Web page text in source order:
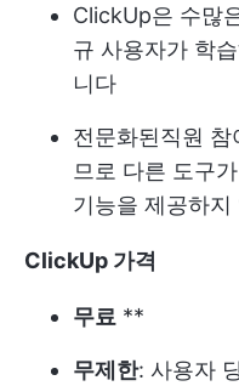
ClickUp은 수많
규 사용자가 학
니다
전문화된직원 참
므로 다른 도구
기능을 제공하지
ClickUp 가격
무료 **
무제한: 사용자